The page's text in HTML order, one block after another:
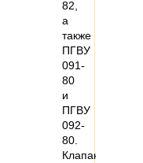
82,
а
также
ПГВУ
091-
80
и
ПГВУ
092-
80.
Клапан